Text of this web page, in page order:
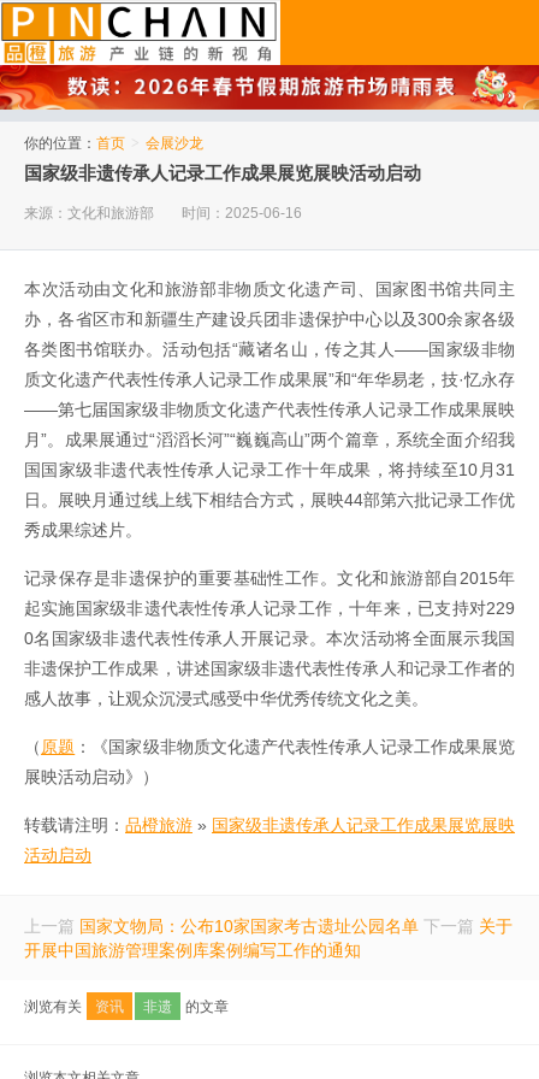
你的位置： 首页 > 会展沙龙
国家级非遗传承人记录工作成果展览展映活动启动
来源：文化和旅游部 时间：2025-06-16
本次活动由文化和旅游部非物质文化遗产司、国家图书馆共同主
办，各省区市和新疆生产建设兵团非遗保护中心以及300余家各级
各类图书馆联办。活动包括“藏诸名山，传之其人——国家级非物
质文化遗产代表性传承人记录工作成果展”和“年华易老，技·忆永存
——第七届国家级非物质文化遗产代表性传承人记录工作成果展映
月”。成果展通过“滔滔长河”“巍巍高山”两个篇章，系统全面介绍我
国国家级非遗代表性传承人记录工作十年成果，将持续至10月31
日。展映月通过线上线下相结合方式，展映44部第六批记录工作优
秀成果综述片。
记录保存是非遗保护的重要基础性工作。文化和旅游部自2015年
起实施国家级非遗代表性传承人记录工作，十年来，已支持对229
0名国家级非遗代表性传承人开展记录。本次活动将全面展示我国
非遗保护工作成果，讲述国家级非遗代表性传承人和记录工作者的
感人故事，让观众沉浸式感受中华优秀传统文化之美。
（原题 ：《国家级非物质文化遗产代表性传承人记录工作成果展览
展映活动启动》）
转载请注明： 品橙旅游 » 国家级非遗传承人记录工作成果展览展映
活动启动
上一篇 国家文物局：公布10家国家考古遗址公园名单 下一篇 关于
开展中国旅游管理案例库案例编写工作的通知
浏览有关 资讯 非遗 的文章